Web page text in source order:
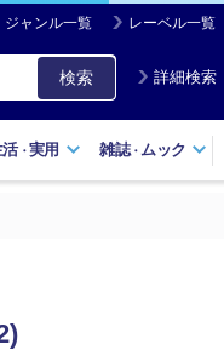
ジャンル一覧 レーベル一覧
検索 詳細検索
活・実用 雑誌・ ムック